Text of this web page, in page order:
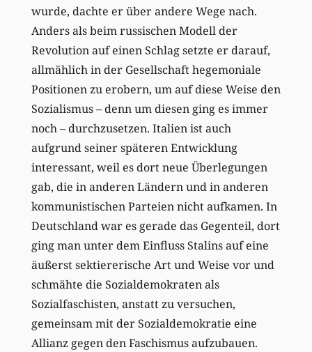
wurde, dachte er über andere Wege nach.
Anders als beim russischen Modell der
Revolution auf einen Schlag setzte er darauf,
allmählich in der Gesellschaft hegemoniale
Positionen zu erobern, um auf diese Weise den
Sozialismus – denn um diesen ging es immer
noch – durchzusetzen. Italien ist auch
aufgrund seiner späteren Entwicklung
interessant, weil es dort neue Überlegungen
gab, die in anderen Ländern und in anderen
kommunistischen Parteien nicht aufkamen. In
Deutschland war es gerade das Gegenteil, dort
ging man unter dem Einfluss Stalins auf eine
äußerst sektiererische Art und Weise vor und
schmähte die Sozialdemokraten als
Sozialfaschisten, anstatt zu versuchen,
gemeinsam mit der Sozialdemokratie eine
Allianz gegen den Faschismus aufzubauen.